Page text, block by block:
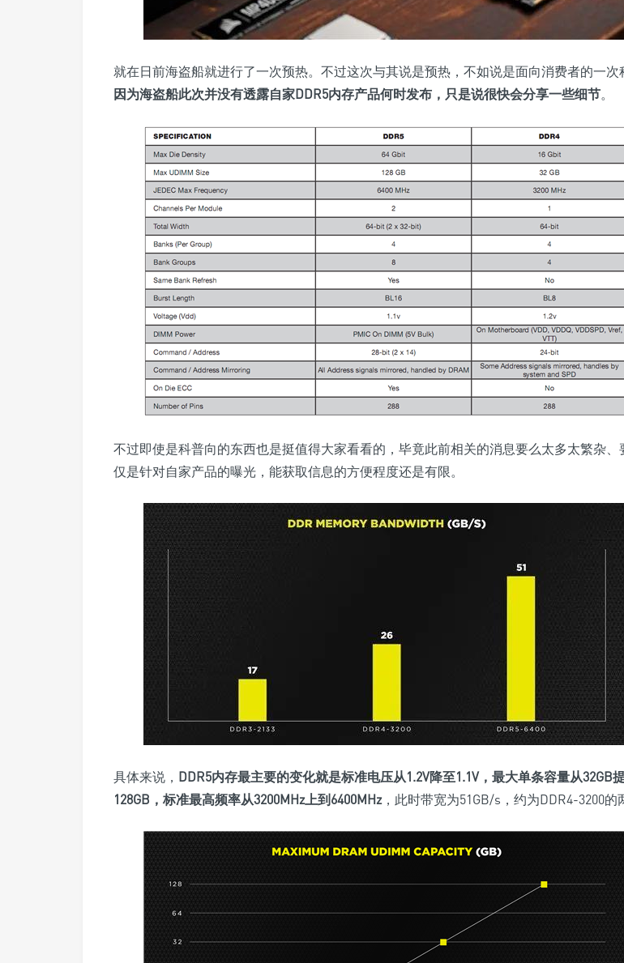
就在日前海盗船就进行了一次预热。不过这次与其说是预热，不如说是面向消费者的一次
因为海盗船此次并没有透露自家DDR5内存产品何时发布 ，只是说很快会分享一些细节。
不过即使是科普向的东西也是挺值得大家看看的，毕竟此前相关的消息要么太多太繁杂、
仅是针对自家产品的曝光，能获取信息的方便程度还是有限。
具体来说， DDR5内存最主要的变化就是标准电压从1.2V降至1.1V，最大单条容量从32GB
128GB，标准最高频率从3200MHz上到6400MHz，此时带宽为51GB/s，约为DDR4-3200的